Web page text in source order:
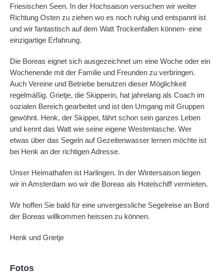
Friesischen Seen. In der Hochsaison versuchen wir weiter
Richtung Osten zu ziehen wo es noch ruhig und entspannt ist
und wir fantastisch auf dem Watt Trockenfallen können- eine
einzigartige Erfahrung.
Die Boreas eignet sich ausgezeichnet um eine Woche oder ein
Wochenende mit der Familie und Freunden zu verbringen.
Auch Vereine und Betriebe benutzen dieser Möglichkeit
regelmäßig. Grietje, die Skipperin, hat jahrelang als Coach im
sozialen Bereich gearbeitet und ist den Umgang mit Gruppen
gewöhnt. Henk, der Skipper, fährt schon sein ganzes Leben
und kennt das Watt wie seine eigene Westentasche. Wer
etwas über das Segeln auf Gezeitenwasser lernen möchte ist
bei Henk an der richtigen Adresse.
Unser Heimathafen ist Harlingen. In der Wintersaison liegen
wir in Amsterdam wo wir die Boreas als Hotelschiff vermieten.
Wir hoffen Sie bald für eine unvergessliche Segelreise an Bord
der Boreas willkommen heissen zu können.
Henk und Grietje
Fotos